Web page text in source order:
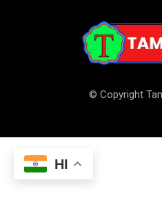
© Copyright
HI